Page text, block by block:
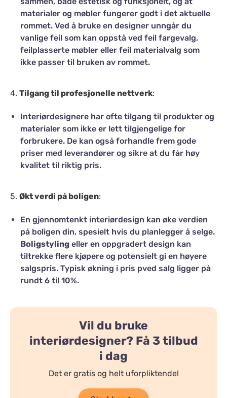
materialer og møbler fungerer godt i det aktuelle
rommet. Ved å bruke en designer unngår du
vanlige feil som kan oppstå ved feil fargevalg,
feilplasserte møbler eller feil materialvalg som
ikke passer til bruken av rommet.
4. Tilgang til profesjonelle nettverk:
Interiørdesignere har ofte tilgang til produkter og
materialer som ikke er lett tilgjengelige for
forbrukere. De kan også forhandle frem gode
priser med leverandører og sikre at du får høy
kvalitet til riktig pris.
5. Økt verdi på boligen:
En gjennomtenkt interiørdesign kan øke verdien
på boligen din, spesielt hvis du planlegger å selge.
Boligstyling eller en oppgradert design kan
tiltrekke flere kjøpere og potensielt gi en høyere
salgspris. Typisk økning i pris pved salg ligger på
rundt 6 til 10%.
Vil du bruke
interiørdesigner? Få 3 tilbud
i dag
Det er gratis og helt uforpliktende!